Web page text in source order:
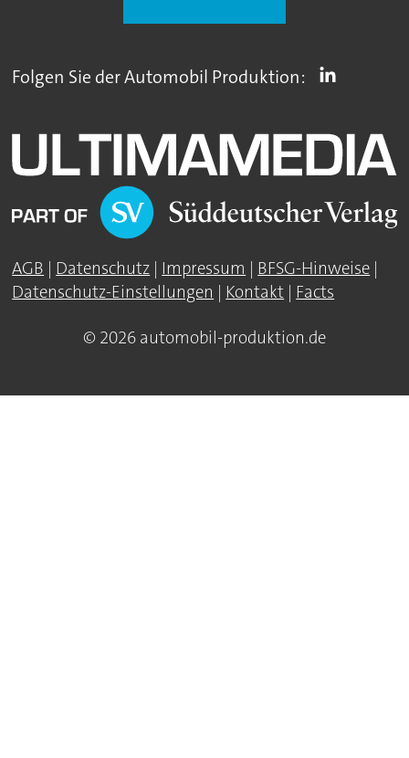
Folgen Sie der Automobil Produktion:
AGB | Datenschutz | Impressum | BFSG-Hinweise |
Datenschutz-Einstellungen | Kontakt | Facts
© 2026 automobil-produktion.de